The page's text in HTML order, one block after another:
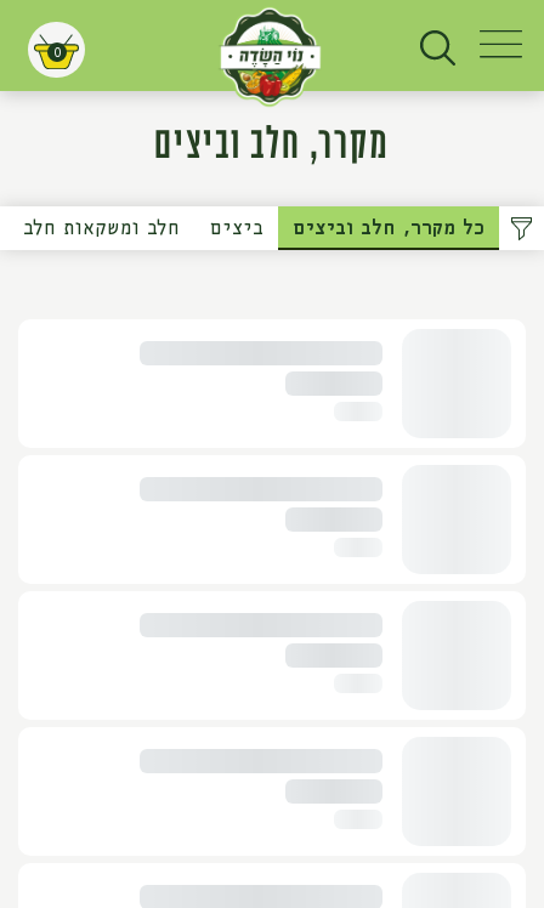
עגלת קניות
0
מקרר, חלב וביצים
כל מקרר, חלב וביצים ביצים חלב ומשקאות חלב